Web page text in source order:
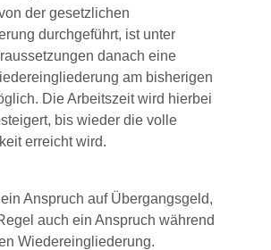
der gesetzlichen
durchgeführt, ist unter
danach eine
am bisherigen
Die Arbeitszeit wird hierbei
bis wieder die volle
erreicht wird.
Anspruch auf Übergangsgeld,
auch ein Anspruch während
Wiedereingliederung.